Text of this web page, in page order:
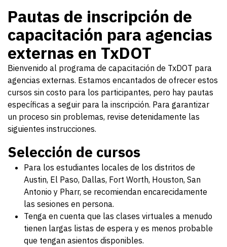
Pautas de inscripción de
capacitación para agencias
externas en TxDOT
Bienvenido al programa de capacitación de TxDOT para
agencias externas. Estamos encantados de ofrecer estos
cursos sin costo para los participantes, pero hay pautas
específicas a seguir para la inscripción. Para garantizar
un proceso sin problemas, revise detenidamente las
siguientes instrucciones.
Selección de cursos
Para los estudiantes locales de los distritos de
Austin, El Paso, Dallas, Fort Worth, Houston, San
Antonio y Pharr, se recomiendan encarecidamente
las sesiones en persona.
Tenga en cuenta que las clases virtuales a menudo
tienen largas listas de espera y es menos probable
que tengan asientos disponibles.